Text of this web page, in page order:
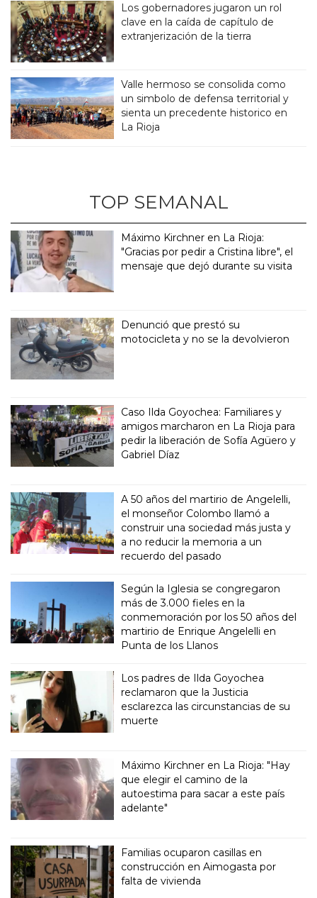
Los gobernadores jugaron un rol
clave en la caída de capítulo de
extranjerización de la tierra
Valle hermoso se consolida como
un simbolo de defensa territorial y
sienta un precedente historico en
La Rioja
TOP SEMANAL
Máximo Kirchner en La Rioja:
"Gracias por pedir a Cristina libre", el
mensaje que dejó durante su visita
Denunció que prestó su
motocicleta y no se la devolvieron
Caso Ilda Goyochea: Familiares y
amigos marcharon en La Rioja para
pedir la liberación de Sofía Agüero y
Gabriel Díaz
A 50 años del martirio de Angelelli,
el monseñor Colombo llamó a
construir una sociedad más justa y
a no reducir la memoria a un
recuerdo del pasado
Según la Iglesia se congregaron
más de 3.000 fieles en la
conmemoración por los 50 años del
martirio de Enrique Angelelli en
Punta de los Llanos
Los padres de Ilda Goyochea
reclamaron que la Justicia
esclarezca las circunstancias de su
muerte
Máximo Kirchner en La Rioja: "Hay
que elegir el camino de la
autoestima para sacar a este país
adelante"
Familias ocuparon casillas en
construcción en Aimogasta por
falta de vivienda